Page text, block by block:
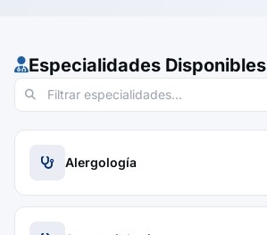
Especialidades Disponibles
Alergología